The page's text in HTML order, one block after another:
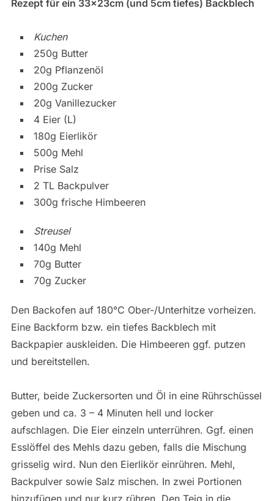
Rezept für ein 33x23cm (und 5cm tiefes) Backblech
Kuchen
250g Butter
20g Pflanzenöl
200g Zucker
20g Vanillezucker
4 Eier (L)
180g Eierlikör
500g Mehl
Prise Salz
2 TL Backpulver
300g frische Himbeeren
Streusel
140g Mehl
70g Butter
70g Zucker
Den Backofen auf 180°C Ober-/Unterhitze vorheizen.
Eine Backform bzw. ein tiefes Backblech mit
Backpapier auskleiden. Die Himbeeren ggf. putzen
und bereitstellen.
Butter, beide Zuckersorten und Öl in eine Rührschüssel
geben und ca. 3 – 4 Minuten hell und locker
aufschlagen. Die Eier einzeln unterrühren. Ggf. einen
Esslöffel des Mehls dazu geben, falls die Mischung
grisselig wird. Nun den Eierlikör einrühren. Mehl,
Backpulver sowie Salz mischen. In zwei Portionen
hinzufügen und nur kurz rühren. Den Teig in die